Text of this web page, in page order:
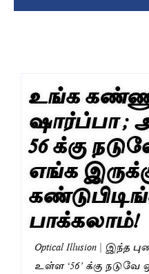
உங்க
ஷார்ப்பா
56 க்கு
எங்க
பாக்கலாம்!
Optical Illusion | இந்த
உள்ள ‘56’ க்கு நடுவே